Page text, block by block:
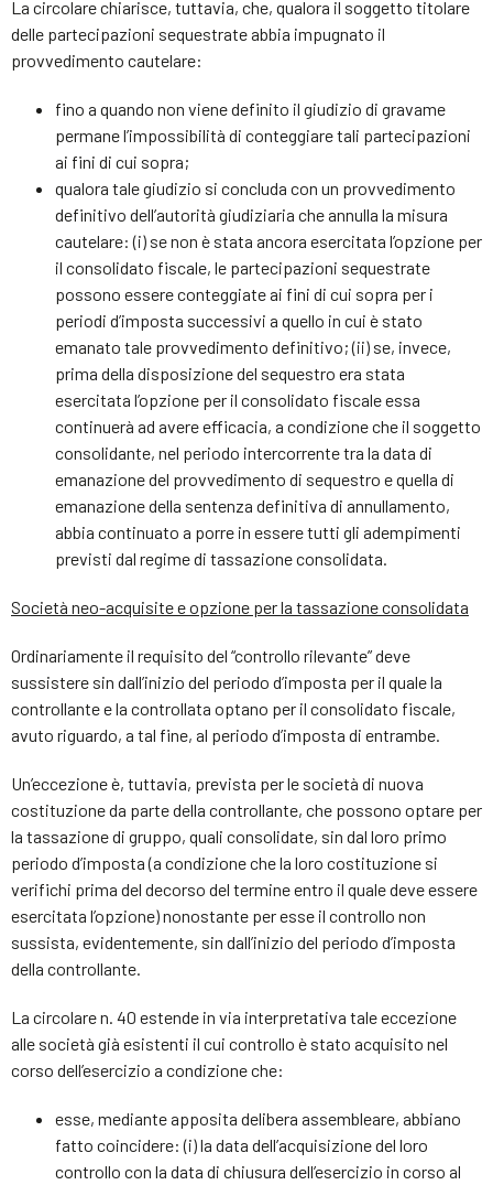
La circolare chiarisce, tuttavia, che, qualora il soggetto titolare
delle partecipazioni sequestrate abbia impugnato il
provvedimento cautelare:
fino a quando non viene definito il giudizio di gravame
permane l’impossibilità di conteggiare tali partecipazioni
ai fini di cui sopra;
qualora tale giudizio si concluda con un provvedimento
definitivo dell’autorità giudiziaria che annulla la misura
cautelare: (i) se non è stata ancora esercitata l’opzione per
il consolidato fiscale, le partecipazioni sequestrate
possono essere conteggiate ai fini di cui sopra per i
periodi d’imposta successivi a quello in cui è stato
emanato tale provvedimento definitivo; (ii) se, invece,
prima della disposizione del sequestro era stata
esercitata l’opzione per il consolidato fiscale essa
continuerà ad avere efficacia, a condizione che il soggetto
consolidante, nel periodo intercorrente tra la data di
emanazione del provvedimento di sequestro e quella di
emanazione della sentenza definitiva di annullamento,
abbia continuato a porre in essere tutti gli adempimenti
previsti dal regime di tassazione consolidata.
Società neo-acquisite e opzione per la tassazione consolidata
Ordinariamente il requisito del “controllo rilevante” deve
sussistere sin dall’inizio del periodo d’imposta per il quale la
controllante e la controllata optano per il consolidato fiscale,
avuto riguardo, a tal fine, al periodo d’imposta di entrambe.
Un’eccezione è, tuttavia, prevista per le società di nuova
costituzione da parte della controllante, che possono optare per
la tassazione di gruppo, quali consolidate, sin dal loro primo
periodo d’imposta (a condizione che la loro costituzione si
verifichi prima del decorso del termine entro il quale deve essere
esercitata l’opzione) nonostante per esse il controllo non
sussista, evidentemente, sin dall’inizio del periodo d’imposta
della controllante.
La circolare n. 40 estende in via interpretativa tale eccezione
alle società già esistenti il cui controllo è stato acquisito nel
corso dell’esercizio a condizione che:
esse, mediante apposita delibera assembleare, abbiano
fatto coincidere: (i) la data dell’acquisizione del loro
controllo con la data di chiusura dell’esercizio in corso al